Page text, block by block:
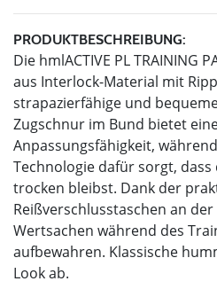
PRODUKTBESCHREIBUNG:
Die hmlACTIVE PL TRAINING
aus Interlock-Material mit
strapazierfähige und
Zugschnur im Bund bietet
Anpassungsfähigkeit,
Technologie dafür sorgt,
trocken bleibst. Dank der
Reißverschlusstaschen an
Wertsachen während des
aufbewahren. Klassische
Look ab.